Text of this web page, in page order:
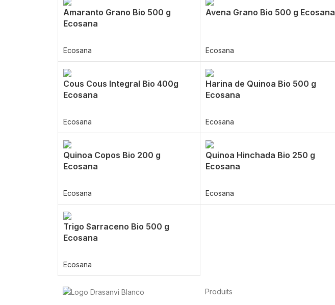
Amaranto Grano Bio 500 g
Ecosana
Ecosana
Avena Grano Bio 500 g Ecosana
Ecosana
Cous Cous Integral Bio 400g
Ecosana
Ecosana
Harina de Quinoa Bio 500 g
Ecosana
Ecosana
Quinoa Copos Bio 200 g
Ecosana
Ecosana
Quinoa Hinchada Bio 250 g
Ecosana
Ecosana
Trigo Sarraceno Bio 500 g
Ecosana
Ecosana
Produits